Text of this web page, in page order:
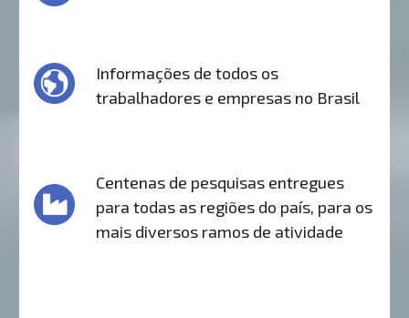
Informações de todos os
trabalhadores e empresas no Brasil
Centenas de pesquisas entregues
para todas as regiões do país, para os
mais diversos ramos de atividade